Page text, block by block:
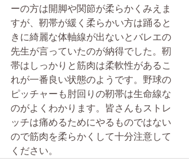
ーの方は開脚や関節が柔らかくみえま
すが、靭帯が緩く柔らかい方は踊ると
きに綺麗な体軸線が出ないとバレエの
先生が言っていたのが納得でした。靭
帯はしっかりと筋肉は柔軟性があるこ
れが一番良い状態のようです。野球の
ピッチャーも肘回りの靭帯は生命線な
のがよくわかります。皆さんもストレ
ッチは痛めるためにやるものではない
ので筋肉を柔らかくして十分注意して
ください。